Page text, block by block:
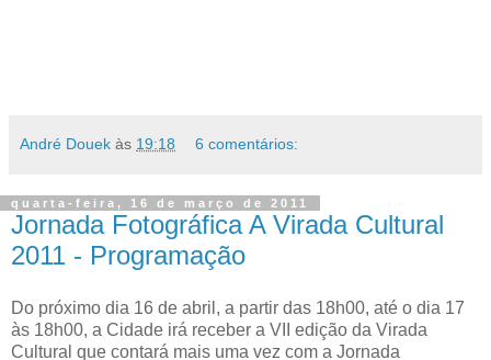
André Douek às 19:18 6 comentários:
quarta-feira, 16 de março de 2011
Jornada Fotográfica A Virada Cultural
2011 - Programação
Do próximo dia 16 de abril, a partir das 18h00, até o dia 17
às 18h00, a Cidade irá receber a VII edição da Virada
Cultural que contará mais uma vez com a Jornada